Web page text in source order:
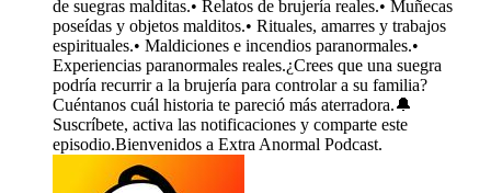
de suegras malditas.•⁠ ⁠Relatos de brujería reales.•⁠ ⁠Muñecas
poseídas y objetos malditos.•⁠ ⁠Rituales, amarres y trabajos
espirituales.•⁠ ⁠Maldiciones e incendios paranormales.•⁠
⁠Experiencias paranormales reales.¿Crees que una suegra
podría recurrir a la brujería para controlar a su familia?
Cuéntanos cuál historia te pareció más aterradora.🔔
Suscríbete, activa las notificaciones y comparte este
episodio.Bienvenidos a Extra Anormal Podcast.